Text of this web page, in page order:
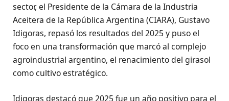
sector, el Presidente de la Cámara de la Industria
Aceitera de la República Argentina (CIARA), Gustavo
Idigoras, repasó los resultados del 2025 y puso el
foco en una transformación que marcó al complejo
agroindustrial argentino, el renacimiento del girasol
como cultivo estratégico.
Idigoras destacó que 2025 fue un año positivo para el